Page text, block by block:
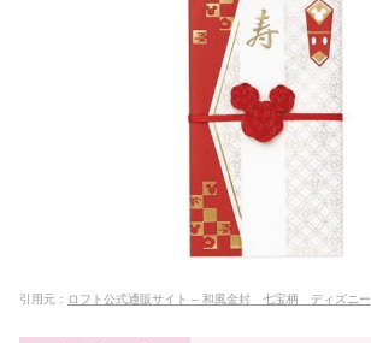
引用元： ロフト公式通販サイト – 和風金封 七宝柄 ディズニー